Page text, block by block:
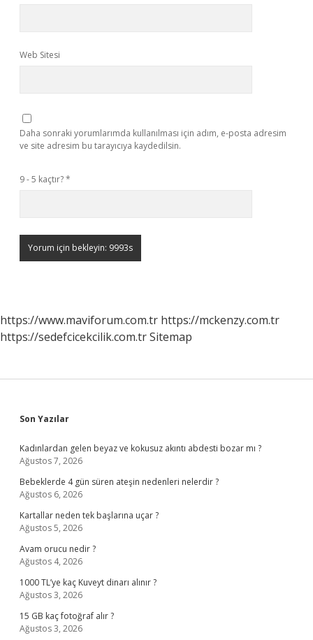
Web Sitesi
Daha sonraki yorumlarımda kullanılması için adım, e-posta adresim
ve site adresim bu tarayıcıya kaydedilsin.
9 - 5 kaçtır?*
https://www.maviforum.com.tr https://mckenzy.com.tr
https://sedefcicekcilik.com.trSitemap
Sidebar
Son Yazılar
Kadınlardan gelen beyaz ve kokusuz akıntı abdesti bozar mı ?
Ağustos 7, 2026
Bebeklerde 4 gün süren ateşin nedenleri nelerdir ?
Ağustos 6, 2026
Kartallar neden tek başlarına uçar ?
Ağustos 5, 2026
Avam orucu nedir ?
Ağustos 4, 2026
1000 TL’ye kaç Kuveyt dinarı alınır ?
Ağustos 3, 2026
15 GB kaç fotoğraf alır ?
Ağustos 3, 2026